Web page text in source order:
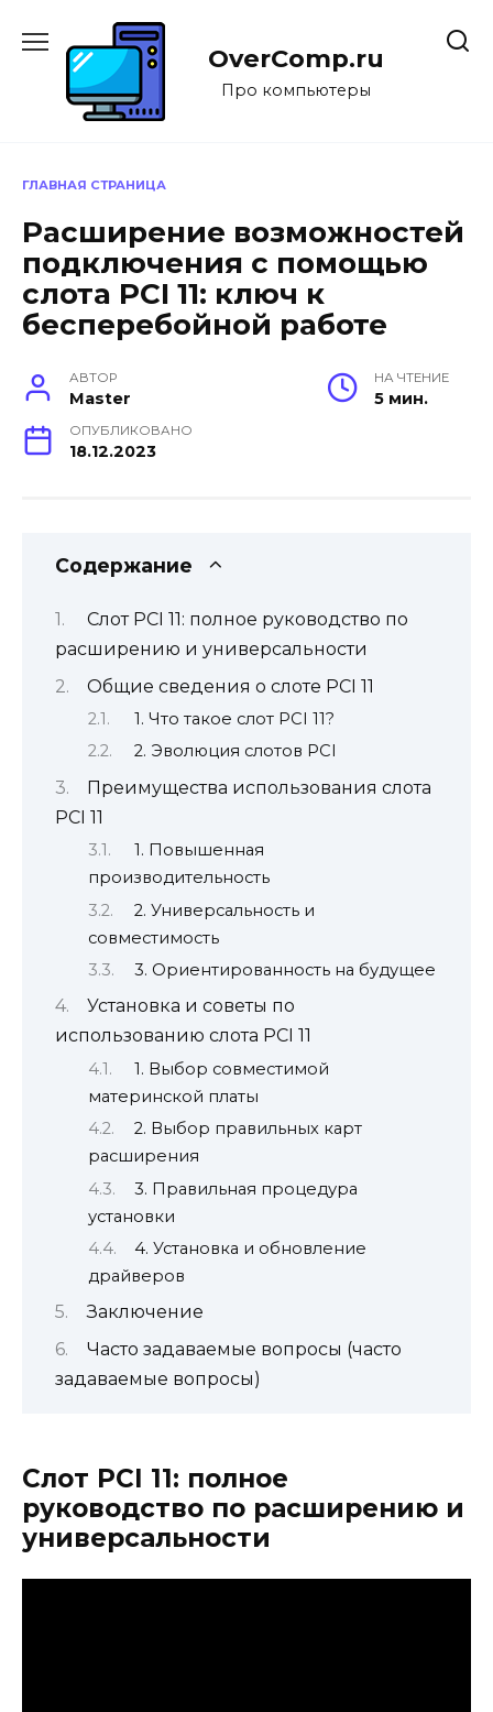
содержанию
OverComp.ru
Про компьютеры
ГЛАВНАЯ СТРАНИЦА
Расширение возможностей
подключения с помощью
слота PCI 11: ключ к
бесперебойной работе
АВТОР
Master
НА ЧТЕНИЕ
5 мин.
ОПУБЛИКОВАНО
18.12.2023
Содержание
Слот PCI 11: полное руководство по
расширению и универсальности
Общие сведения о слоте PCI 11
1. Что такое слот PCI 11?
2. Эволюция слотов PCI
Преимущества использования слота
PCI 11
1. Повышенная
производительность
2. Универсальность и
совместимость
3. Ориентированность на будущее
Установка и советы по
использованию слота PCI 11
1. Выбор совместимой
материнской платы
2. Выбор правильных карт
расширения
3. Правильная процедура
установки
4. Установка и обновление
драйверов
Заключение
Часто задаваемые вопросы (часто
задаваемые вопросы)
Слот PCI 11: полное
руководство по расширению и
универсальности